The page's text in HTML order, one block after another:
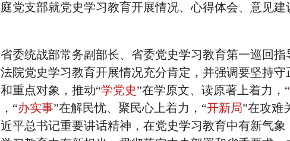
党支部就党史学习教育开展情况、心得体会、意见建
委统战部常务副部长、省委党史学习教育第一巡回指
院党史学习教育开展情况充分肯定，并强调要坚持守
重点对象，推动“学党史”在学原文、读原著上着力，“
“办实事”在解民忧、聚民心上着力，“开新局”在攻难
平总书记重要讲话精神，在党史学习教育中有新气象